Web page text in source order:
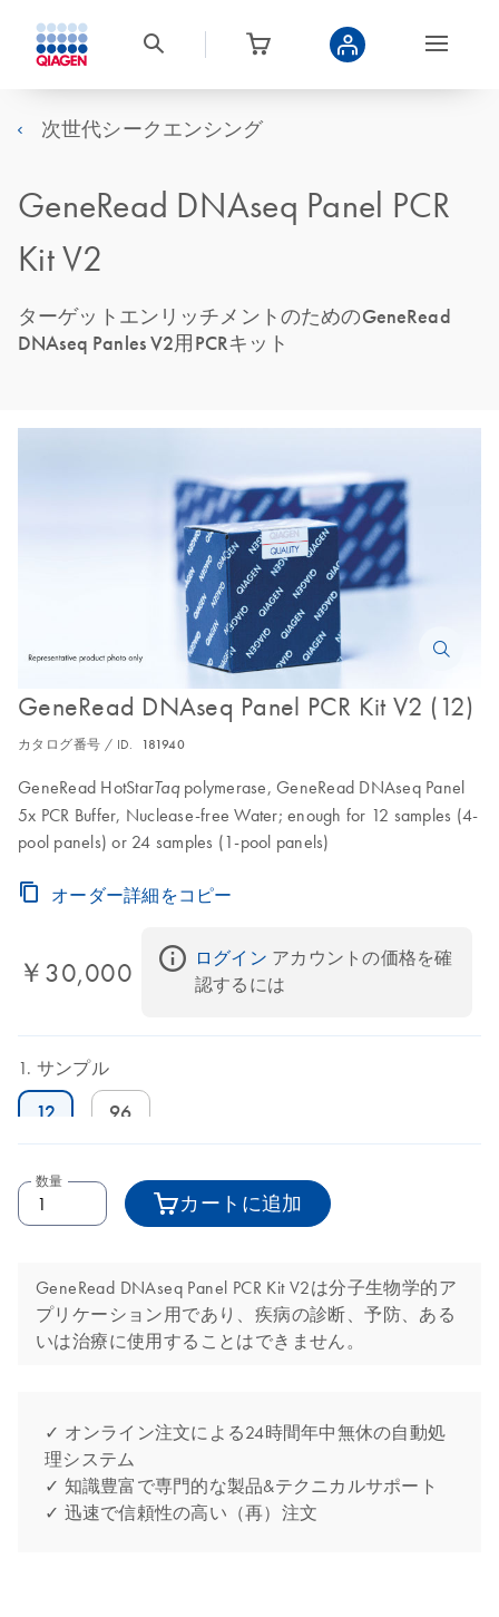
次世代シークエンシング
GeneRead DNAseq Panel PCR
Kit V2
ターゲットエンリッチメントのためのGeneRead
DNAseq Panles V2用PCRキット
GeneRead DNAseq Panel PCR Kit V2 (12)
カタログ番号 / ID. 181940
GeneRead HotStarTaqpolymerase, GeneRead DNAseq Panel
5x PCR Buffer, Nuclease-free Water; enough for 12 samples (4-
pool panels) or 24 samples (1-pool panels)
オーダー詳細をコピー
￥30,000 ログイン アカウントの価格を確
認するには
サンプル
12 96
数量
カートに追加
GeneRead DNAseq Panel PCR Kit V2は分子生物学的ア
プリケーション用であり、疾病の診断、予防、ある
いは治療に使用することはできません。
✓ オンライン注文による24時間年中無休の自動処
理システム
✓ 知識豊富で専門的な製品&テクニカルサポート
✓ 迅速で信頼性の高い（再）注文